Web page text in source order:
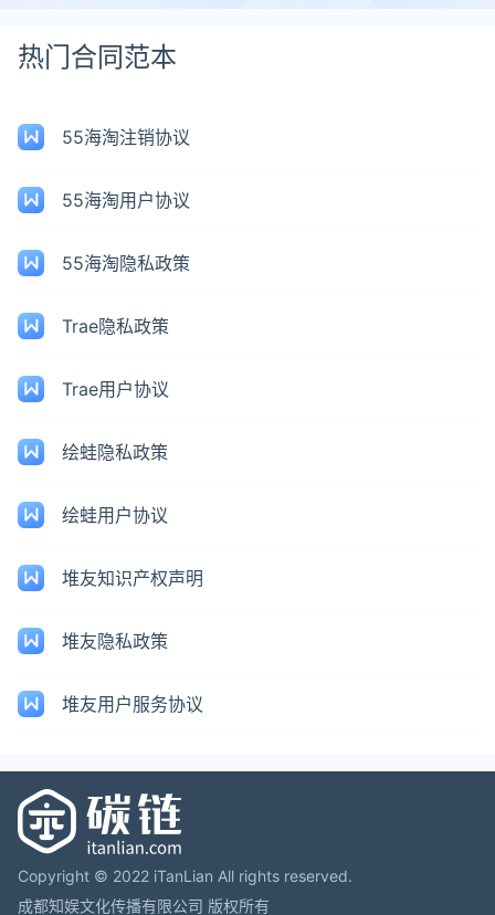
热门合同范本
55海淘注销协议
55海淘用户协议
55海淘隐私政策
Trae隐私政策
Trae用户协议
绘蛙隐私政策
绘蛙用户协议
堆友知识产权声明
堆友隐私政策
堆友用户服务协议
Copyright © 2022 iTanLian All rights reserved.
成都知娱文化传播有限公司 版权所有